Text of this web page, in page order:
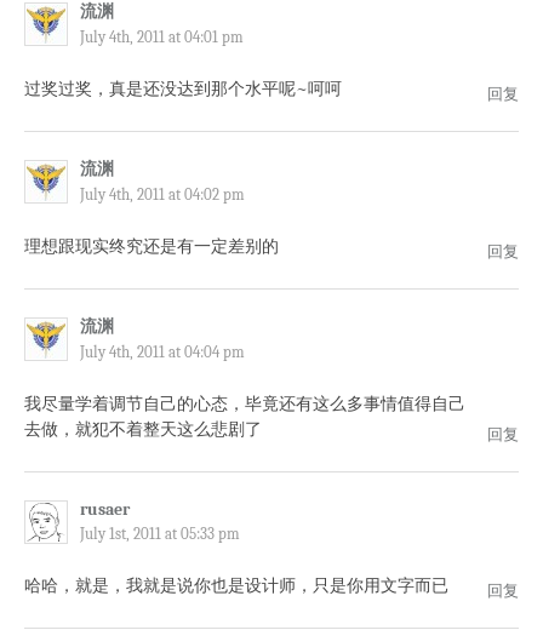
流渊
July 4th, 2011 at 04:01 pm
过奖过奖，真是还没达到那个水平呢~呵呵 回复
流渊
July 4th, 2011 at 04:02 pm
理想跟现实终究还是有一定差别的 回复
流渊
July 4th, 2011 at 04:04 pm
我尽量学着调节自己的心态，毕竟还有这么多事情值得自己
去做，就犯不着整天这么悲剧了
回复
rusaer
July 1st, 2011 at 05:33 pm
哈哈，就是，我就是说你也是设计师，只是你用文字而已 回复